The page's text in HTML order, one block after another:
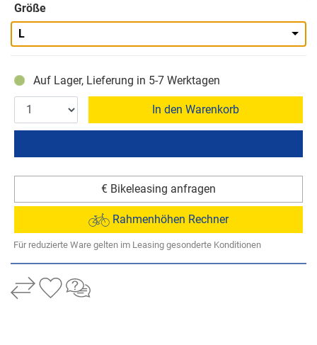
Größe
L
Auf Lager, Lieferung in 5-7 Werktagen
In den Warenkorb
€ Bikeleasing anfragen
Rahmenhöhen Rechner
Für reduzierte Ware gelten im Leasing gesonderte Konditionen